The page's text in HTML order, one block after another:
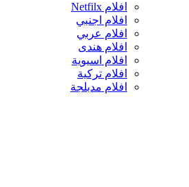
افلام Netfilx
افلام اجنبي
افلام عربي
افلام هندى
افلام اسيوية
افلام تركية
افلام مدبلجة